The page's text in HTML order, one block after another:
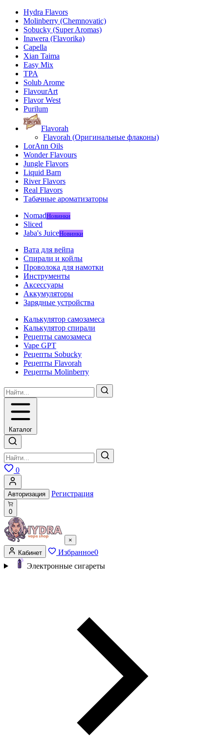
Hydra Flavors
Molinberry (Chemnovatic)
Sobucky (Super Aromas)
Inawera (Flavorika)
Capella
Xian Taima
Easy Mix
TPA
Solub Arome
FlavourArt
Flavor West
Purilum
Flavorah
Flavorah (Оригинальные флаконы)
LorAnn Oils
Wonder Flavours
Jungle Flavors
Liquid Barn
River Flavors
Real Flavors
Табачные ароматизаторы
NomadНовинки
Sliced
Jaba's JuiceНовинки
Вата для вейпа
Спирали и койлы
Проволока для намотки
Инструменты
Аксесcуары
Аккумуляторы
Зарядные устройства
Калькулятор самозамеса
Калькулятор спирали
Рецепты самозамеса
Vape GPT
Рецепты Sobucky
Рецепты Flavorah
Рецепты Molinberry
Каталог
0
Авторизация Регистрация
0
×
Кабинет
Избранное0
Электронные сигареты